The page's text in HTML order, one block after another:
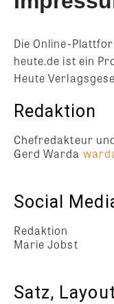
Die Online-
heute.de ist ein
Heute
Redaktion
Chefredakteur
Gerd Warda
Social
Redaktion
Marie Jobst
Satz,